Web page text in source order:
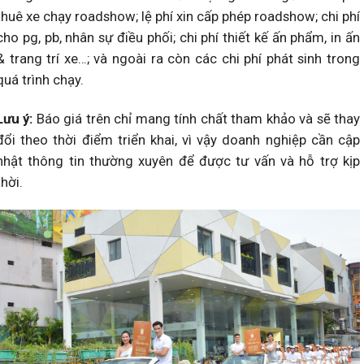
xe chạy roadshow; lệ phí xin cấp phép roadshow; chi phí
pg, pb, nhân sự điều phối; chi phí thiết kế ấn phẩm, in ấn
trang trí xe…; và ngoài ra còn các chi phí phát sinh trong
trình chạy.
ý: Báo giá trên chỉ mang tính chất tham khảo và sẽ thay
theo thời điểm triển khai, vì vậy doanh nghiệp cần cập
thông tin thường xuyên để được tư vấn và hỗ trợ kịp